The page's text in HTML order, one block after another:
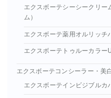
エクスボーテシーシークリー
ム）
エクスボーテ薬用オルリッチ
エクスボーテトゥルーカラー
エクスボーテコンシーラー・美
エクスボーテインビジブルカ